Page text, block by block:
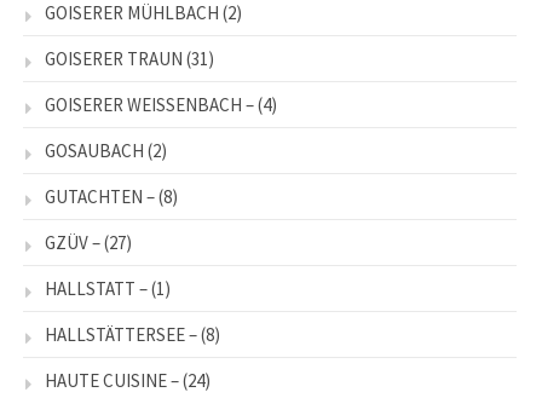
GOISERER MÜHLBACH (2)
GOISERER TRAUN (31)
GOISERER WEISSENBACH –(4)
GOSAUBACH (2)
GUTACHTEN –(8)
GZÜV –(27)
HALLSTATT –(1)
HALLSTÄTTERSEE –(8)
HAUTE CUISINE –(24)